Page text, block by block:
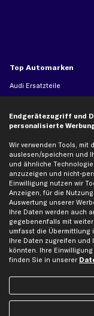
Top Automarken
Audi Ersatzteile
Ford Ersatzteile
Mercedes-Benz
Opel Ersatzteile
Peugeot Ersatzteile
Renault Ersatzteile
Seat Ersatzteile
Skoda Ersatzteile
VW Ersatzteile
Social Media
Jetzt APP
Endgerätezugriff und
personalisierte
Wir verwenden Tools, mit
auslesen/speichern und
und ähnliche
anzuzeigen und nicht-
Einwilligung nutzen wir
Anzeigen, für die
Auswertung unserer
Ihre Daten werden auch
gegebenenfalls mit
umfasst die Übermittlung
Ihre Daten zugreifen
könnten. Ihre
finden Sie in unserer